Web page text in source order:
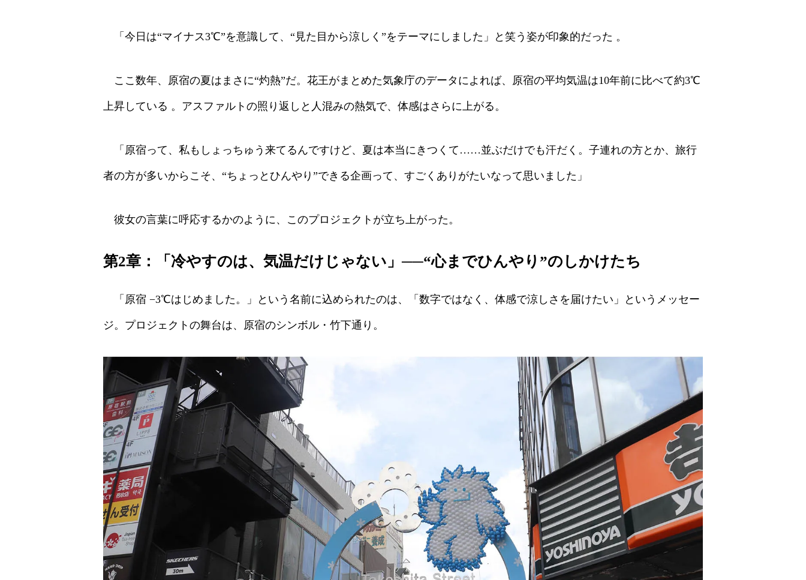
「今日は“マイナス3℃”を意識して、“見た目から涼しく”をテーマにしました」と笑う姿が印象的だった 。
ここ数年、原宿の夏はまさに“灼熱”だ。花王がまとめた気象庁のデータによれば、原宿の平均気温は10年前に比べて約3℃
上昇している 。アスファルトの照り返しと人混みの熱気で、体感はさらに上がる。
「原宿って、私もしょっちゅう来てるんですけど、夏は本当にきつくて……並ぶだけでも汗だく。子連れの方とか、旅行
者の方が多いからこそ、“ちょっとひんやり”できる企画って、すごくありがたいなって思いました」
彼女の言葉に呼応するかのように、このプロジェクトが立ち上がった。
第2章：「冷やすのは、気温だけじゃない」──“心までひんやり”のしかけたち
「原宿 −3℃はじめました。」という名前に込められたのは、「数字ではなく、体感で涼しさを届けたい」というメッセー
ジ。プロジェクトの舞台は、原宿のシンボル・竹下通り。